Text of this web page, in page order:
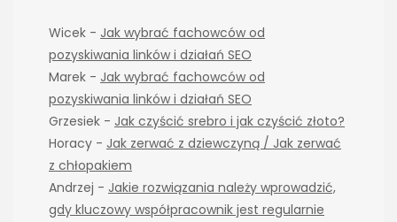
Wicek - Jak wybrać fachowców od
pozyskiwania linków i działań SEO
Marek - Jak wybrać fachowców od
pozyskiwania linków i działań SEO
Grzesiek - Jak czyścić srebro i jak czyścić złoto?
Horacy - Jak zerwać z dziewczyną / Jak zerwać
z chłopakiem
Andrzej - Jakie rozwiązania należy wprowadzić,
gdy kluczowy współpracownik jest regularnie